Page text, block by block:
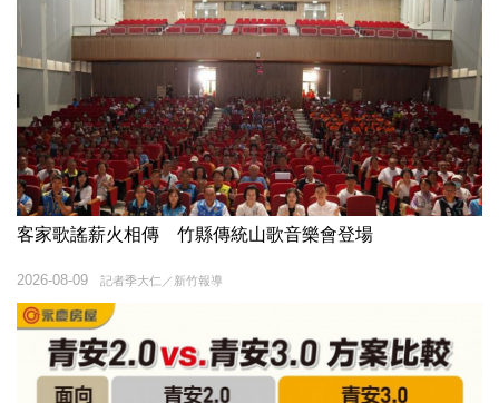
客家歌謠薪火相傳 竹縣傳統山歌音樂會登場
記者季大仁／新竹報導
2026-08-09